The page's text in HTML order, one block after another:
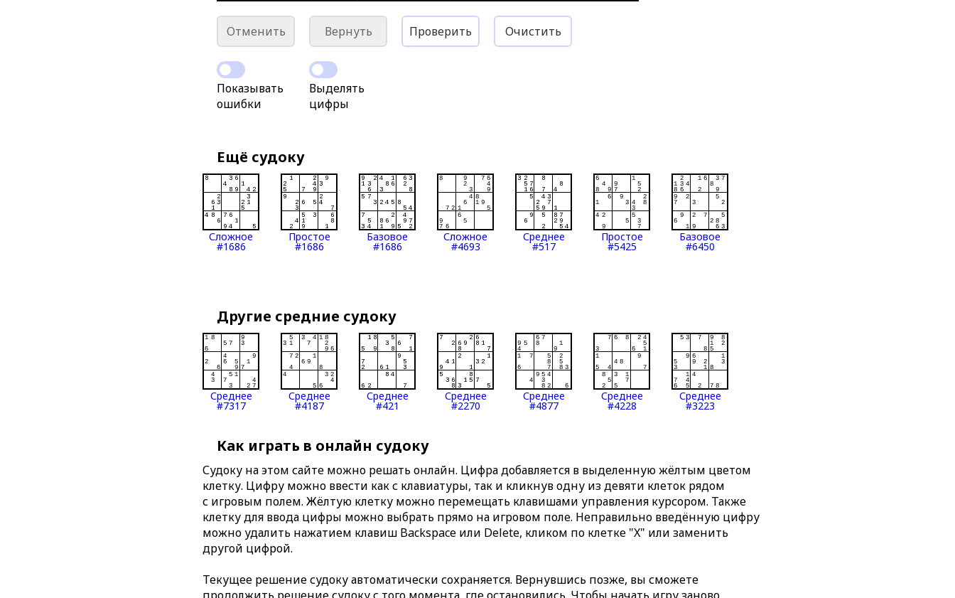
Отменить Вернуть Проверить Очистить
Показывать
ошибки
Выделять
цифры
Ещё судоку
Сложное
#1686
Простое
#1686
Базовое
#1686
Сложное
#4693
Среднее
#517
Простое
#5425
Базовое
#6450
Другие средние судоку
Среднее
#7317
Среднее
#4187
Среднее
#421
Среднее
#2270
Среднее
#4877
Среднее
#4228
Среднее
#3223
Как играть в онлайн судоку
Судоку на этом сайте можно решать онлайн. Цифра добавляется в выделенную жёлтым цветом
клетку. Цифру можно ввести как с клавиатуры, так и кликнув одну из девяти клеток рядом
с игровым полем. Жёлтую клетку можно перемещать клавишами управления курсором. Также
клетку для ввода цифры можно выбрать прямо на игровом поле. Неправильно введённую цифру
можно удалить нажатием клавиш Backspace или Delete, кликом по клетке "X" или заменить
другой цифрой.
Текущее решение судоку автоматически сохраняется. Вернувшись позже, вы сможете